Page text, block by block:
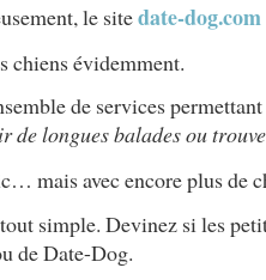
le sitedate-dog.com
chiens évidemment.
de services
de longues balades ou
mais avec encore plus de
simple. Devinez si les
de Date-Dog.